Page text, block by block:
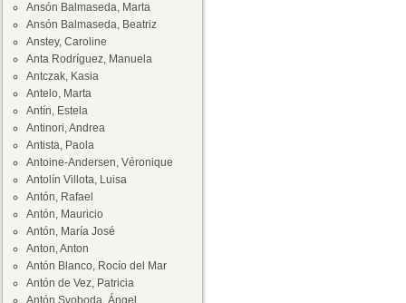
Ansón Balmaseda, Marta
Ansón Balmaseda, Beatriz
Anstey, Caroline
Anta Rodríguez, Manuela
Antczak, Kasia
Antelo, Marta
Antín, Estela
Antinori, Andrea
Antista, Paola
Antoine-Andersen, Véronique
Antolín Villota, Luisa
Antón, Rafael
Antón, Mauricio
Antón, María José
Anton, Anton
Antón Blanco, Rocío del Mar
Antón de Vez, Patricia
Antón Svoboda, Ángel